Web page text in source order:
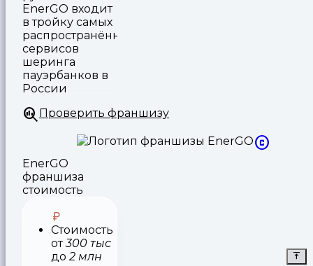
EnerGO входит
в тройку самых
распространённых
сервисов
шеринга
пауэрбанков в
России
Проверить франшизу
EnerGO
франшиза
стоимость
Стоимость
от300 тыс
до2 млн